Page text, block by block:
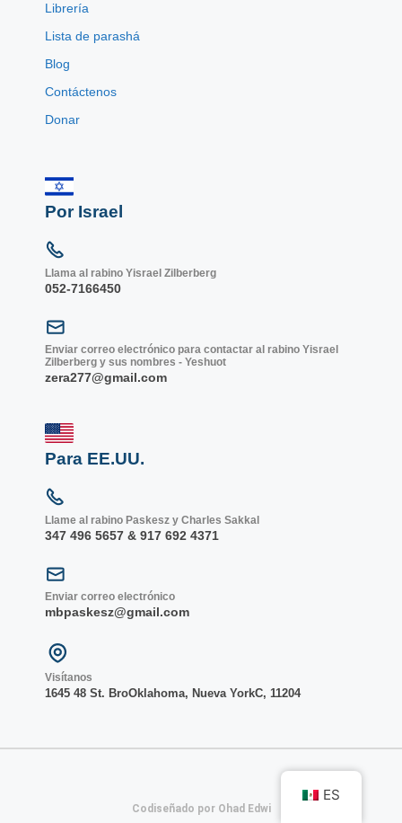
Librería
Lista de parashá
Blog
Contáctenos
Donar
Por Israel
Llama al rabino Yisrael Zilberberg
052-7166450
Enviar correo electrónico para contactar al rabino Yisrael
Zilberberg y sus nombres - Yeshuot
zera277@gmail.com
Para EE.UU.
Llame al rabino Paskesz y Charles Sakkal
347 496 5657 & 917 692 4371
Enviar correo electrónico
mbpaskesz@gmail.com
Visítanos
1645 48 St. BroOklahoma, Nueva YorkC, 11204
Codiseñado por Ohad Edwi
ES